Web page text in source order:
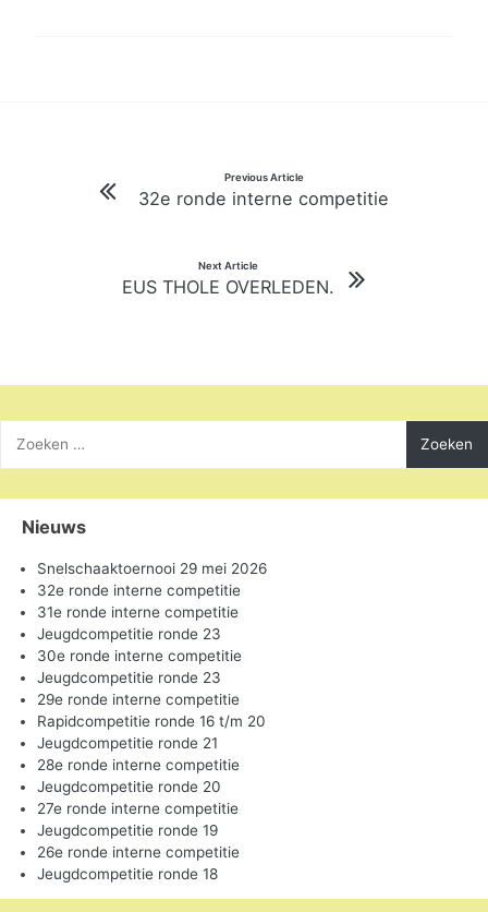
navigatie
Previous Article
32e ronde interne competitie
Next Article
EUS THOLE OVERLEDEN.
naar:
Nieuws
Snelschaaktoernooi 29 mei 2026
32e ronde interne competitie
31e ronde interne competitie
Jeugdcompetitie ronde 23
30e ronde interne competitie
Jeugdcompetitie ronde 23
29e ronde interne competitie
Rapidcompetitie ronde 16 t/m 20
Jeugdcompetitie ronde 21
28e ronde interne competitie
Jeugdcompetitie ronde 20
27e ronde interne competitie
Jeugdcompetitie ronde 19
26e ronde interne competitie
Jeugdcompetitie ronde 18